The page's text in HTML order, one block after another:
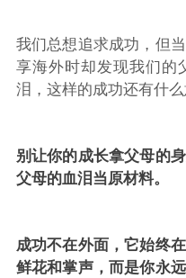
我们总想追求成功，但
享海外时却发现我们的
泪，这样的成功还有什么
别让你的成长拿父母的
父母的血泪当原材料。
成功不在外面，它始终
鲜花和掌声，而是你永